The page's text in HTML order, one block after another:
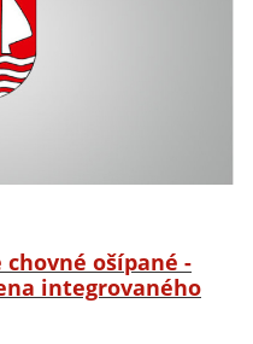
ošípané -
integrovaného